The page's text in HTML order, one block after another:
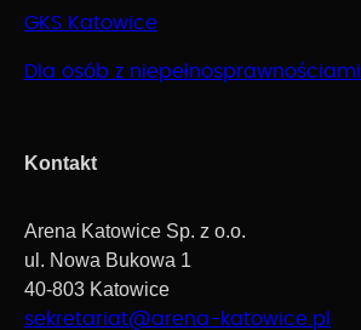
GKS Katowice
Dla osób z niepełnosprawnościami
Kontakt
Arena Katowice Sp. z o.o.
ul. Nowa Bukowa 1
40-803 Katowice
sekretariat@arena-katowice.pl